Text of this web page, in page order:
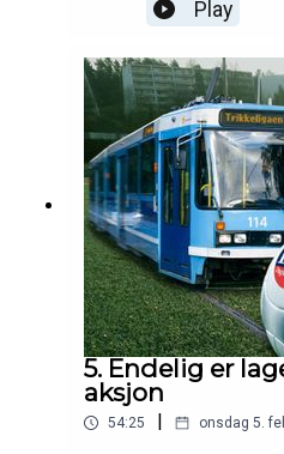
har fått klarsignal fra
Åsen, som får oss til å
kjøper leilighet der. Vi
snakker også litt om
podkast. I studio:
Pål Karstensen
Play
5. Endelig er
aksjon
54:25 onsdag 5.